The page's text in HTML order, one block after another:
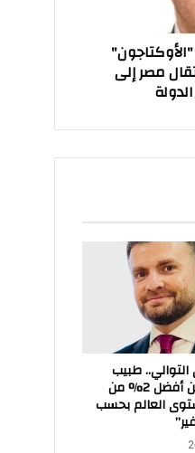
انتقال مصر إلى
التوالي.. طبيب
أردني يُصنّف ضمن أفضل 2% من
العالم بحسب